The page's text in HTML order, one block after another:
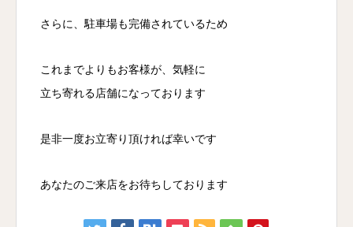
さらに、駐車場も完備されているため
これまでよりもお客様が、気軽に
立ち寄れる店舗になっております
是非一度お立寄り頂ければ幸いです
あなたのご来店をお待ちしております